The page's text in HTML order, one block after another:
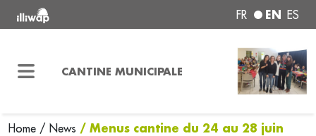
FR EN ES
CANTINE MUNICIPALE
Home / News / Menus cantine du 24 au 28 juin